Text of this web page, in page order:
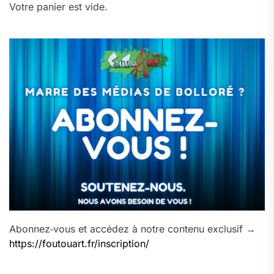
Votre panier est vide.
Abonnez‑vous et accédez à notre contenu exclusif →
https://foutouart.fr/inscription/